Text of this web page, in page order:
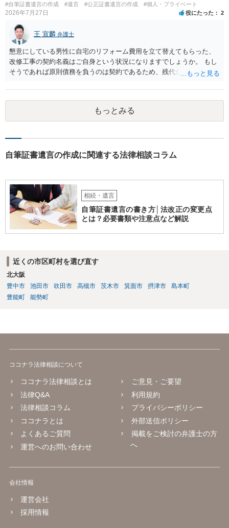
#自筆証書遺言の作成 #遺言 #公正証書遺言の作成 #個人・プライベート
2026年7月27日 役にたった 2
王 宣麟 弁護士
懇意にしている男性に自宅のリフォーム費用を立て替えてもらった、
改修工事の契約名義はご自身という状況になりますでしょうか。 もし
そうであれば原則債務を負うのは契約であるため、残代金を捻出して
ます。 入籍した場合でも、原則契約者が単独で全ての債務を負うこと
には変わりがありません。 なかなか対応に難しい案件であり、公開の
場でアドバイスを行うのも限界があるように思われますので、資料等
を持参のうえ個別に弁護士に相談されることをお勧めします。
もっとみる
自筆証書遺言の作成に関連する法律相談コラム
相続・遺言
自筆証書遺言の書き方│法改正の変更点
とは？必要書類や注意点など解説
近くの市区町村を選び直す
北大阪
豊中市
池田市 吹田市 高槻市 茨木市 箕面市 摂津市
島本町
豊能町
能勢町
ココナラ法律相談について
ココナラ法律相談とは
法律Q&A
法律相談コラム
ココナラとは
よくあるご質問
運営へのお問い合わせ
ご意見・ご要望
利用規約
プライバシーポリシー
外部送信ポリシー
掲載をご検討の弁護士の方
へ
会社情報
運営会社
採用情報